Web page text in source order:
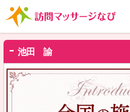
池田 諭